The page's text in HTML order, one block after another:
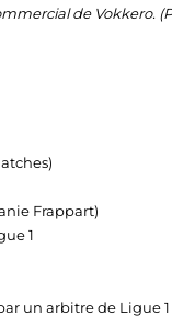
de Vokkero.
Frappart)
1
un arbitre de Ligue 1